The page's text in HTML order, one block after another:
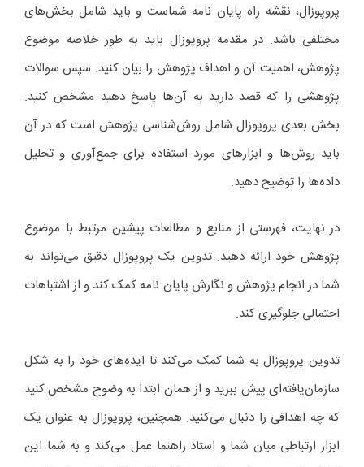
پروپوزال، نقشه راه پایان نامه شماست و باید شامل بخش‌های
مختلفی باشد. در مقدمه پروپوزال باید به طور خلاصه موضوع
پژوهش، اهمیت آن و اهداف پژوهش را بیان کنید. سپس سوالات
پژوهشی را که قصد دارید به آن‌ها پاسخ دهید مشخص کنید.
بخش بعدی پروپوزال شامل روش‌شناسی پژوهش است که در آن
باید روش‌ها و ابزارهای مورد استفاده برای جمع‌آوری و تحلیل
داده‌ها را توضیح دهید.
در نهایت، فهرستی از منابع و مطالعات پیشین مرتبط با موضوع
پژوهش خود ارائه دهید. تدوین یک پروپوزال دقیق می‌تواند به
شما در انجام پژوهش و نگارش پایان نامه کمک کند و از اشتباهات
احتمالی جلوگیری کند.
تدوین پروپوزال به شما کمک می‌کند تا ایده‌های خود را به شکل
سازمان‌یافته‌ای پیش ببرید و از همان ابتدا به وضوح مشخص کنید
که چه اهدافی را دنبال می‌کنید. همچنین، پروپوزال به عنوان یک
ابزار ارتباطی میان شما و استاد راهنما عمل می‌کند و به شما این